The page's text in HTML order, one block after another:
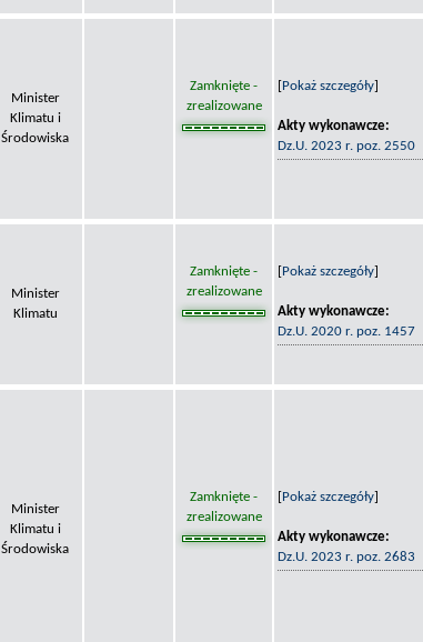
Minister
Klimatu i
Środowiska
Zamknięte -
zrealizowane
Pokaż szczegóły
Akty wykonawcze:
Dz.U. 2023 r. poz. 2550
Minister
Klimatu
Zamknięte -
zrealizowane
Pokaż szczegóły
Akty wykonawcze:
Dz.U. 2020 r. poz. 1457
Minister
Klimatu i
Środowiska
Zamknięte -
zrealizowane
Pokaż szczegóły
Akty wykonawcze:
Dz.U. 2023 r. poz. 2683